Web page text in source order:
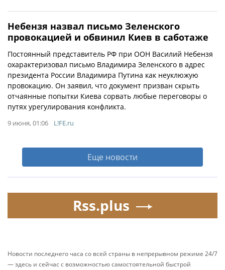
Небензя назвал письмо Зеленского
провокацией и обвинил Киев в саботаже
Постоянный представитель РФ при ООН Василий Небензя
охарактеризовал письмо Владимира Зеленского в адрес
президента России Владимира Путина как неуклюжую
провокацию. Он заявил, что документ призван скрыть
отчаянные попытки Киева сорвать любые переговоры о
путях урегулирования конфликта.
9 июня, 01:06 L!FE.ru
Еще новости
Rss.plus
Новости последнего часа со всей страны в непрерывном режиме 24/7
— здесь и сейчас с возможностью самостоятельной быстрой